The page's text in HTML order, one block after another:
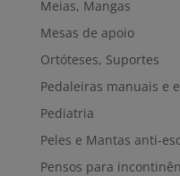
Meias, Mangas
Mesas de apoio
Ortóteses, Suportes
Pedaleiras manuais e
Pediatria
Peles e Mantas anti-
Pensos para